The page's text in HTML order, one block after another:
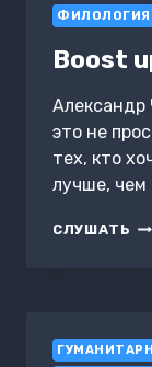
В
ФИЛОЛОГИЯ
Boost
Александр
это не
тех, кто
лучше, чем
СЛУШАТЬ